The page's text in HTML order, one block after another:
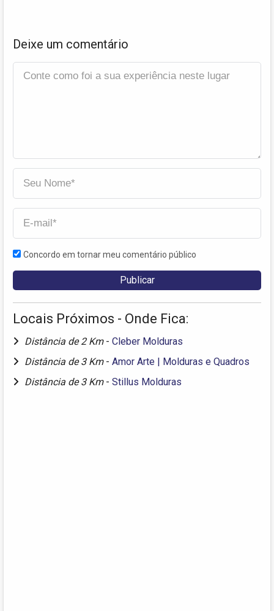
Deixe um comentário
Concordo em tornar meu comentário público
Locais Próximos - Onde Fica:
Distância de 2 Km - Cleber Molduras
Distância de 3 Km - Amor Arte | Molduras e Quadros
Distância de 3 Km - Stillus Molduras